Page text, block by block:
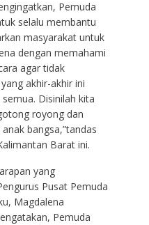
Pemuda
selalu membantu
masyarakat untuk
dengan memahami
agar tidak
akhir-akhir ini
Disinilah kita
royong dan
bangsa,”tandas
Barat ini.
yang
Pusat Pemuda
Magdalena
Pemuda